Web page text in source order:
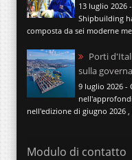
13 luglio 2026
Shipbuilding
composta da sei moderne
Porti
sulla
9 luglio 2026 -
nell'edizione di giugno 2026 ,
Modulo di contatto